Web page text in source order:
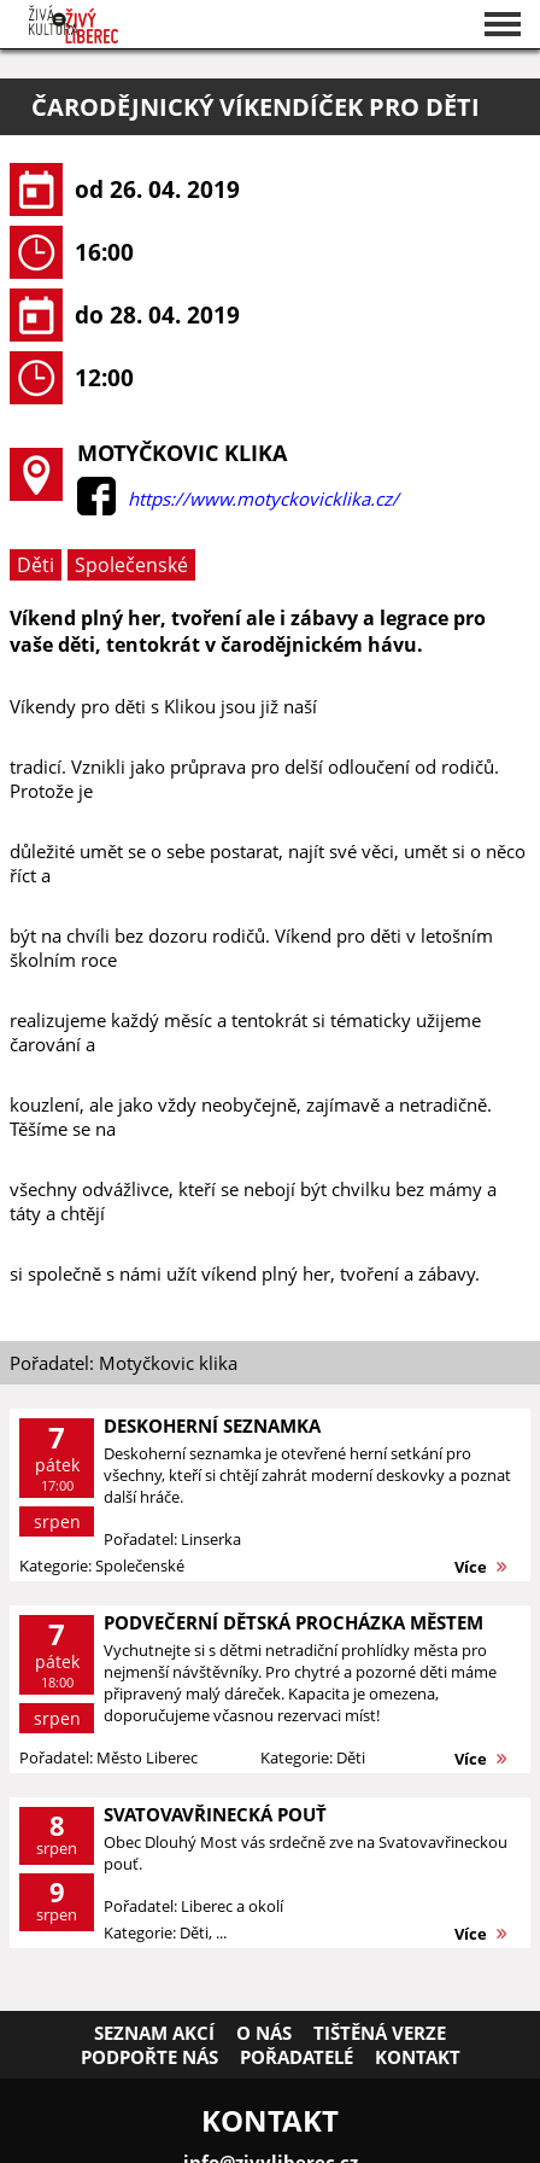
O projektu
Pořadatelé
ČARODĚJNICKÝ VÍKENDÍČEK PRO DĚTI
od 26. 04. 2019
16:00
do 28. 04. 2019
12:00
MOTYČKOVIC KLIKA
https://www.motyckovicklika.cz/
Děti
Společenské
Víkend plný her, tvoření ale i zábavy a legrace pro
vaše děti, tentokrát v čarodějnickém hávu.
Víkendy pro děti s Klikou jsou již naší
tradicí. Vznikli jako průprava pro delší odloučení od rodičů.
Protože je
důležité umět se o sebe postarat, najít své věci, umět si o něco
říct a
být na chvíli bez dozoru rodičů. Víkend pro děti v letošním
školním roce
realizujeme každý měsíc a tentokrát si tématicky užijeme
čarování a
kouzlení, ale jako vždy neobyčejně, zajímavě a netradičně.
Těšíme se na
všechny odvážlivce, kteří se nebojí být chvilku bez mámy a
táty a chtějí
si společně s námi užít víkend plný her, tvoření a zábavy.
Pořadatel: Motyčkovic klika
7
pátek
17:00
srpen
DESKOHERNÍ SEZNAMKA
Deskoherní seznamka je otevřené herní setkání pro
všechny, kteří si chtějí zahrát moderní deskovky a poznat
další hráče.
Pořadatel: Linserka
Kategorie: Společenské
Více
7
pátek
18:00
srpen
PODVEČERNÍ DĚTSKÁ PROCHÁZKA MĚSTEM
Vychutnejte si s dětmi netradiční prohlídky města pro
nejmenší návštěvníky. Pro chytré a pozorné děti máme
připravený malý dáreček. Kapacita je omezena,
doporučujeme včasnou rezervaci míst!
Pořadatel: Město Liberec
Kategorie: Děti Více
8
srpen
9
srpen
SVATOVAVŘINECKÁ POUŤ
Obec Dlouhý Most vás srdečně zve na Svatovavřineckou
pouť.
Pořadatel: Liberec a okolí
Kategorie: Děti, ...
Více
SEZNAM AKCÍ O NÁS
TIŠTĚNÁ VERZE
PODPOŘTE NÁS
POŘADATELÉ KONTAKT
KONTAKT